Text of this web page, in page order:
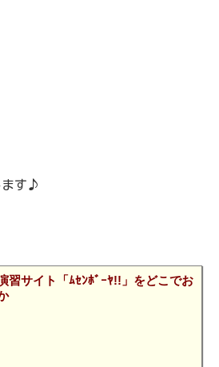
ます♪
習サイト「ﾑｾﾝﾎﾞｰﾔ!!」をどこでお